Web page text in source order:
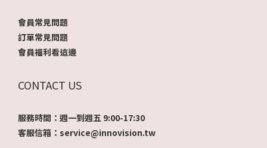
會員常見問題
訂單常見問題
會員福利看這邊
CONTACT US
服務時間：週一到週五 9:00-17:30
客服信箱：service@innovision.tw